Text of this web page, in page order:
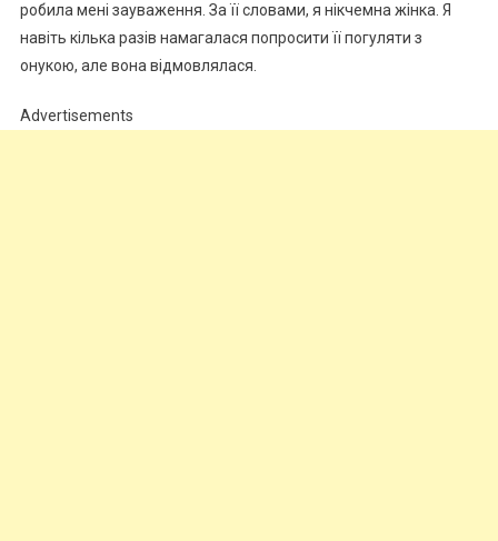
робила мені зауваження. За її словами, я нікчемна жінка. Я
навіть кілька разів намагалася попросити її погуляти з
онукою, але вона відмовлялася.
Advertisements